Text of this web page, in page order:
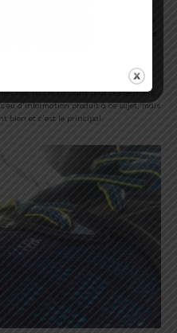
sur l’avant et des renforts au
pas le passant pour ces derniers,
eu d’information produit à ce sujet, mais
bien et c’est le principal.